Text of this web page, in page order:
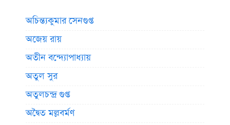
অচিন্ত্যকুমার সেনগুপ্ত
অজেয় রায়
অতীন বন্দ্যোপাধ্যায়
অতুল সুর
অতুলচন্দ্র গুপ্ত
অদ্বৈত মল্লবর্মণ